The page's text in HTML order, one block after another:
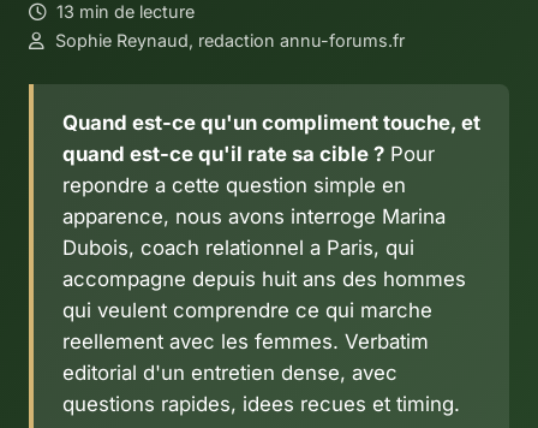
13 min de lecture
Sophie Reynaud, redaction annu-forums.fr
Quand est-ce qu'un compliment touche, et
quand est-ce qu'il rate sa cible ? Pour
repondre a cette question simple en
apparence, nous avons interroge Marina
Dubois, coach relationnel a Paris, qui
accompagne depuis huit ans des hommes
qui veulent comprendre ce qui marche
reellement avec les femmes. Verbatim
editorial d'un entretien dense, avec
questions rapides, idees recues et timing.